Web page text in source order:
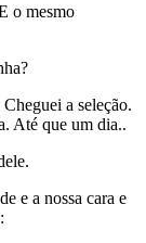
o mesmo
a seleção.
Até que um dia..
e a nossa cara e